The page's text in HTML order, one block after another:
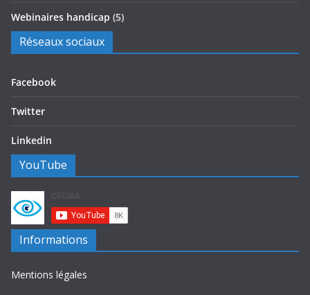
Webinaires handicap (5)
Réseaux sociaux
Facebook
Twitter
Linkedin
YouTube
Informations
Mentions légales